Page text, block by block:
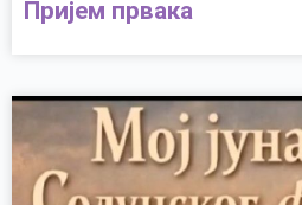
Пријем првака